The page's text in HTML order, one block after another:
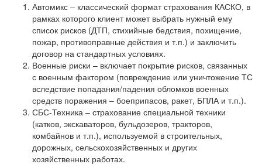
Автомикс – классический формат страхования КАСКО, в
рамках которого клиент может выбрать нужный ему
список рисков (ДТП, стихийные бедствия, похищение,
пожар, противоправные действия и т.п.) и заключить
договор на стандартных условиях.
Военные риски – включает покрытие рисков, связанных
с военным фактором (повреждение или уничтожение ТС
вследствие попадания/падения обломков военных
средств поражения – боеприпасов, ракет, БПЛА и т.п.).
СБС-Техника – страхование специальной техники
(катков, экскаваторов, бульдозеров, тракторов,
комбайнов и т.п.), используемой в строительных,
дорожных, сельскохозяйственных и других
хозяйственных работах.